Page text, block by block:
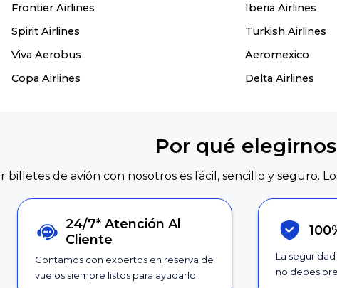
Frontier Airlines Iberia Airlines
Spirit Airlines Turkish Airlines
Viva Aerobus Aeromexico
Copa Airlines Delta Airlines
Por qué elegirnos
billetes de avión con nosotros es fácil, sencillo y seguro.
24/7*Atención Al
Cliente
Contamos con expertos en reserva de
vuelos siempre listos para ayudarlo.
La
no debes